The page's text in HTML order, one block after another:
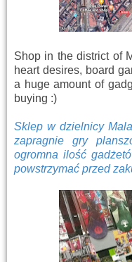
Shop in the district of
heart desires, board
a huge amount of
buying :)
Sklep w dzielnicy
zapragnie gry
ogromna ilość
powstrzymać przed